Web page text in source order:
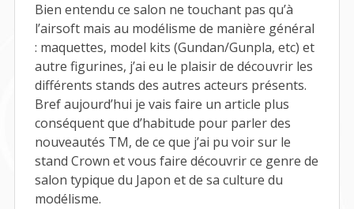
Bien entendu ce salon ne touchant pas qu’à
l’airsoft mais au modélisme de manière général
: maquettes, model kits (Gundan/Gunpla, etc) et
autre figurines, j’ai eu le plaisir de découvrir les
différents stands des autres acteurs présents.
Bref aujourd’hui je vais faire un article plus
conséquent que d’habitude pour parler des
nouveautés TM, de ce que j’ai pu voir sur le
stand Crown et vous faire découvrir ce genre de
salon typique du Japon et de sa culture du
modélisme.